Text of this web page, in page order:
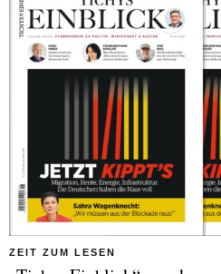
ZEIT ZUM LESEN